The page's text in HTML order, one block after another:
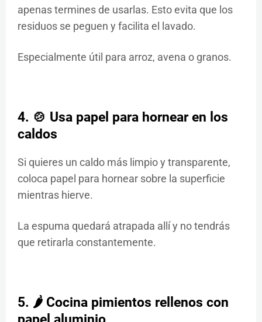
apenas termines de usarlas. Esto evita que los
residuos se peguen y facilita el lavado.
Especialmente útil para arroz, avena o granos.
4. 🍲 Usa papel para hornear en los
caldos
Si quieres un caldo más limpio y transparente,
coloca papel para hornear sobre la superficie
mientras hierve.
La espuma quedará atrapada allí y no tendrás
que retirarla constantemente.
5. 🌶️ Cocina pimientos rellenos con